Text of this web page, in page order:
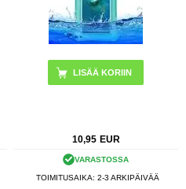
LISÄÄ KORIIN
10,95 EUR
VARASTOSSA
TOIMITUSAIKA: 2-3 ARKIPÄIVÄÄ